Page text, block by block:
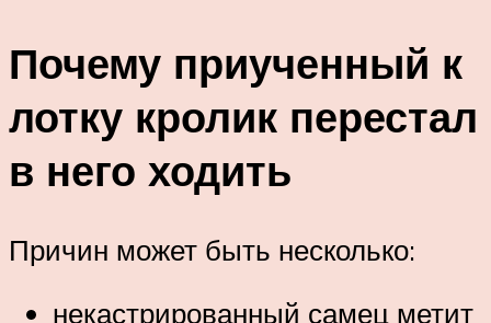
Почему приученный к
лотку кролик перестал
в него ходить
Причин может быть несколько:
некастрированный самец метит